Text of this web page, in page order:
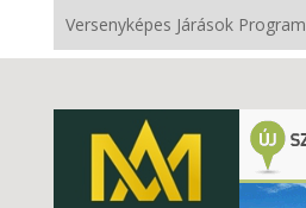
Versenyképes Járások Program